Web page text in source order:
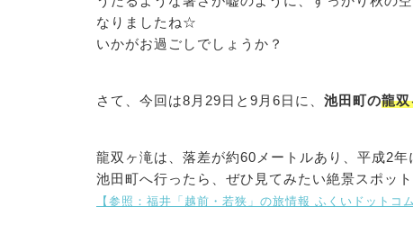
なりましたね☆
いかがお過ごしでしょうか？
さて、今回は8月29日と9月6日に、 池田町の龍
龍双ヶ滝は、落差が約60メートルあり、平成2
池田町へ行ったら、ぜひ見てみたい絶景スポット
【参照：福井「越前・若狭」の旅情報 ふくいドットコム